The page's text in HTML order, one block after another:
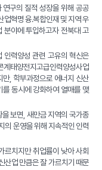
구의 질적 성장을 위해 공공
혁명 융․복합인재 및 지역 우
분야에 투입하고자 전북대 고
인력양성 관련 고유의 혁신은
태양전지고급인력양성사업
, 학부과정으로 에너지 신산
동시에 강화하여 열매를 맺
보면, 새만금 지역의 국가종
의 운영을 위해 지속적인 인력
르치지만 취업률이 낮아 사회
산업 만큼은 잘 가르치기 때문